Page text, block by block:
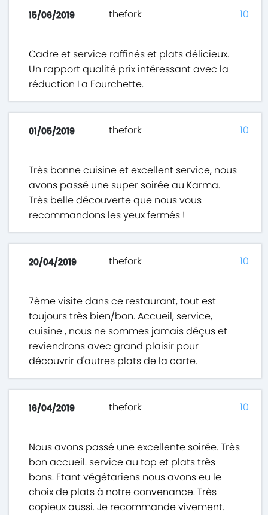
15/06/2019 thefork
Cadre et service raffinés et plats délicieux.
Un rapport qualité prix intéressant avec la
réduction La Fourchette.
10
01/05/2019 thefork
Très bonne cuisine et excellent service, nous
avons passé une super soirée au Karma.
Très belle découverte que nous vous
recommandons les yeux fermés !
10
20/04/2019 thefork
7ème visite dans ce restaurant, tout est
toujours très bien/bon. Accueil, service,
cuisine , nous ne sommes jamais déçus et
reviendrons avec grand plaisir pour
découvrir d'autres plats de la carte.
10
16/04/2019 thefork
Nous avons passé une excellente soirée. Très
bon accueil. service au top et plats très
bons. Etant végétariens nous avons eu le
choix de plats à notre convenance. Très
copieux aussi. Je recommande vivement.
10